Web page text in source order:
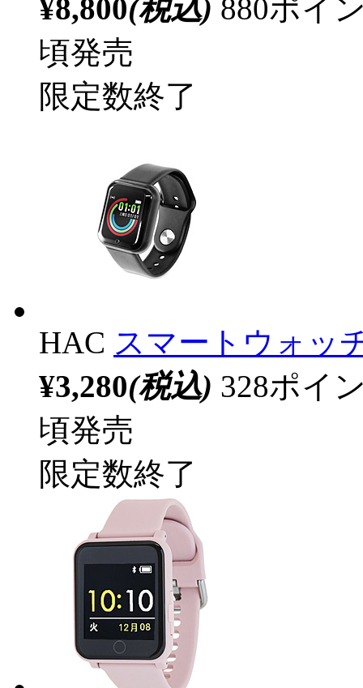
¥8,800(税込) 880ポイ
頃発売
限定数終了
HAC スマートウォッ
¥3,280(税込) 328ポイ
頃発売
限定数終了